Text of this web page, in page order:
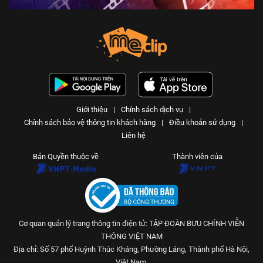
04:24
6 N lượt xem - 5 năm trước
04:51
Nhà máy Thủy điện hoạt động
thế nào? - Hiểu rõ trong 5 phút
KIẾN THỨC THÚ VỊ Official
6 N lượt xem - 5 năm trước
nào? - Hiểu rõ trong 5 phút
KIẾN THỨC THÚ VỊ Official
6 N lượt xem
05:17
Tia UV - Tia tử ngoại là gì? Hiểu
KIẾN THỨC THÚ VỊ Official
6 N lượt xem - 5 năm trước
Ngoại tình sẽ bị xử phạt như thế
nào?
Giới thiệu | Chính sách dịch vụ
|
Chính sách bảo vệ thông tin khách hàng
| Điều khoản sử dụng
|
Liên hệ
Bản Quyền thuộc về Thành viên của
Cơ quan quản lý trang thông tin điện tử: TẬP ĐOÀN BƯU CHÍNH VIỄN
THÔNG VIỆT NAM
Địa chỉ: Số 57 phố Huỳnh Thúc Kháng, Phường Láng, Thành phố Hà Nội,